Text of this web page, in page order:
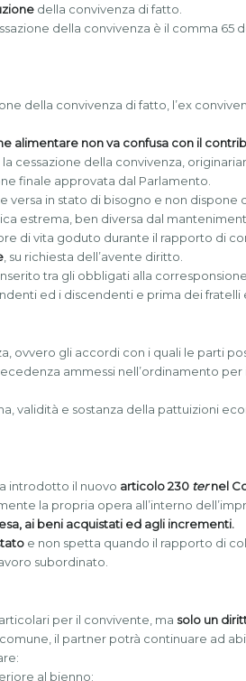
della convivenza di fatto.
della convivenza è il comma 65
della convivenza di fatto, l’ex
alimentare non va confusa con il
cessazione della convivenza,
finale approvata dal Parlamento.
versa in stato di bisogno e non dispone
estrema, ben diversa dal
di vita goduto durante il rapporto di
, su richiesta dell’avente diritto.
tra gli obbligati alla
ed i discendenti e prima dei fratelli
ovvero gli accordi con i quali le parti
ammessi nell’ordinamento
validità e sostanza della pattuizioni
introdotto il nuovo articolo 230 ternel
la propria opera all’interno
ai beni acquistati ed agli incrementi.
e non spetta quando il rapporto di
subordinato.
per il convivente, ma solo un
il partner potrà continuare ad
al bienno;